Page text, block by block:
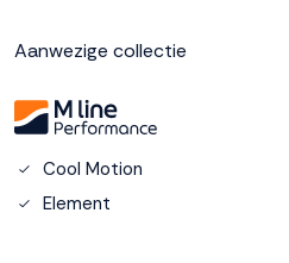
onze marketing
Weigeren? Dan
plaatsen we alleen
functionele en
analytische cookies.
Aanwezige collectie
Cool Motion
Element